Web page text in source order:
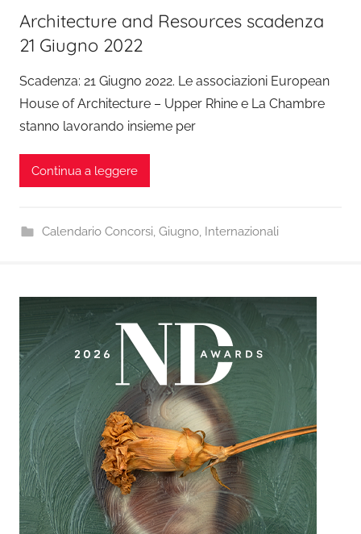
Architecture and Resources scadenza
21 Giugno 2022
Scadenza: 21 Giugno 2022. Le associazioni European
House of Architecture – Upper Rhine e La Chambre
stanno lavorando insieme per
Continua a leggere
Calendario Concorsi, Giugno, Internazionali